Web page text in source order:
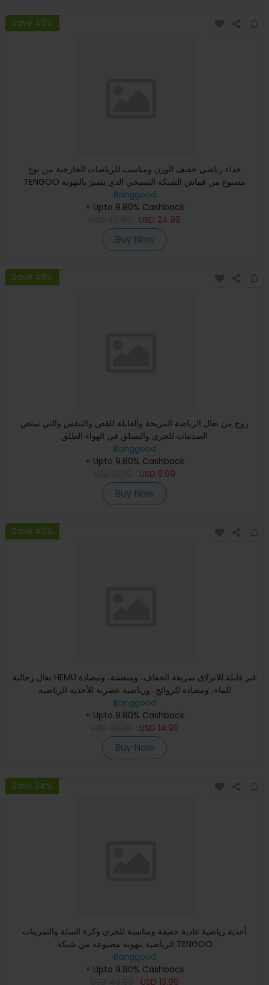
Save 40%
حذاء رياضي خفيف الوزن ومناسب للرياضات الخارجية من نوع
TENGOO مصنوع من قماش الشبكة النسيجي الذي يتميز بالتهوية
ومقاومة ال
Banggood
+ Upto 9.80% Cashback
USD 24.99
Buy Now
Save 48%
زوج من نعال الرياضة المريحة والقابلة للقص والتنفس والتي تمتص
الصدمات للجري والتسلق في الهواء الطلق
Banggood
+ Upto 9.80% Cashback
USD 5.99
Buy Now
Save 40%
نعال رجالية HEMU غير قابلة للانزلاق سريعة الجفاف، ومنعشة، ومضادة
للماء، ومضادة للروائح، ورياضية عصرية للأحذية الرياضية
Banggood
+ Upto 9.80% Cashback
USD 14.99
Buy Now
Save 34%
أحذية رياضية عادية خفيفة ومناسبة للجري وكرة السلة والتمرينات
الرياضية بتهوية مصنوعة من شبكة TENGOO
Banggood
+ Upto 9.80% Cashback
USD 13.99